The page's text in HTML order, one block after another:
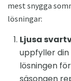
mest snygga
lösningar:
Ljusa
uppfyller din
lösningen